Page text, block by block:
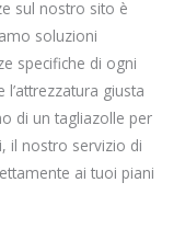
sul nostro sito è
soluzioni
specifiche di ogni
giusta
di un tagliazolle per
il nostro servizio di
ai tuoi piani